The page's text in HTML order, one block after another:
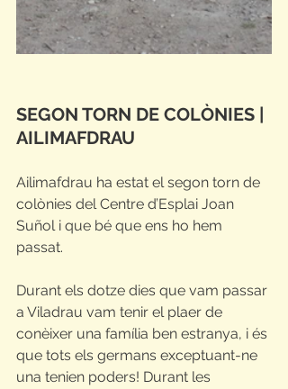
SEGON TORN DE COLÒNIES |
AILIMAFDRAU
Ailimafdrau ha estat el segon torn de
colònies del Centre d’Esplai Joan
Suñol i que bé que ens ho hem
passat.
Durant els dotze dies que vam passar
a Viladrau vam tenir el plaer de
conèixer una família ben estranya, i és
que tots els germans exceptuant-ne
una tenien poders! Durant les